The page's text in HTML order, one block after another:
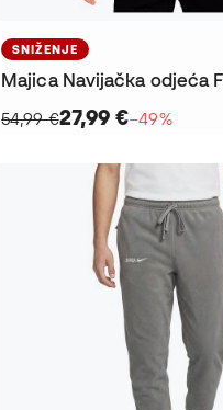
SNIŽENJE
54,99 €27,99 €−49%